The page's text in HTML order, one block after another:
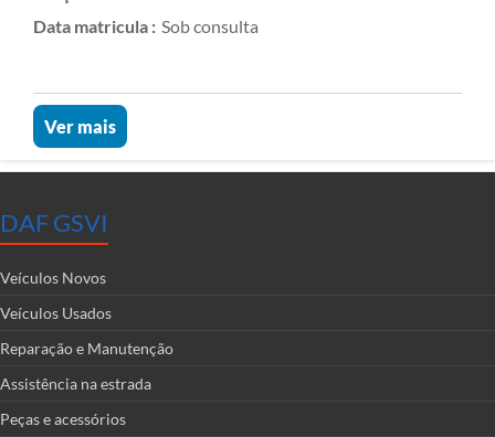
Data matricula : Sob consulta
Ver mais
DAF GSVI
Veículos Novos
Veículos Usados
Reparação e Manutenção
Assistência na estrada
Peças e acessórios